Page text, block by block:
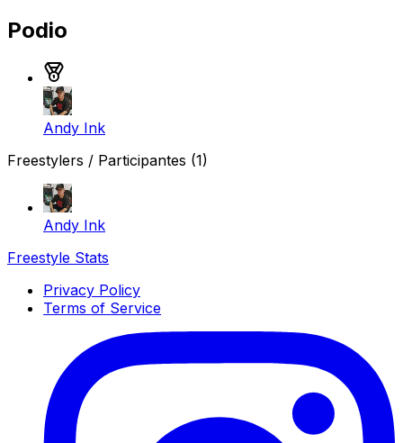
Podio
Andy Ink
Freestylers / Participantes (1)
Andy Ink
Freestyle Stats
Privacy Policy
Terms of Service